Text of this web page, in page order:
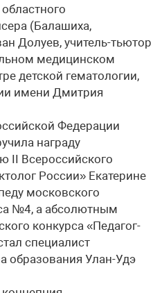
(Балашиха,
Долуев, учитель-тьютор
медицинском
детской гематологии,
имени Дмитрия
Федерации
награду
II Всероссийского
России» Екатерине
московского
№4, а абсолютным
конкурса «Педагог-
специалист
образования Улан-Удэ